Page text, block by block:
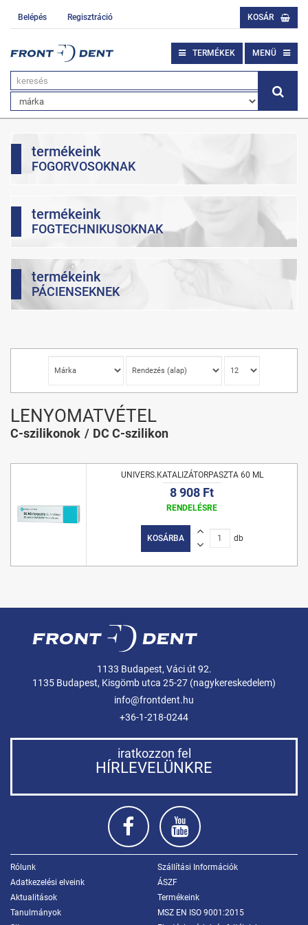
Belépés Regisztráció KOSÁR
TERMÉKEK MENÜ
termékeink
FOGORVOSOKNAK
termékeink
FOGTECHNIKUSOKNAK
termékeink
PÁCIENSEKNEK
LENYOMATVÉTEL
C-szilikonok DC C-szilikon
UNIVERS.KATALIZÁTORPASZTA 60 ML
8 908 Ft
RENDELÉSRE
KOSÁRBA db
1133 Budapest, Váci út 92.
1135 Budapest, Kisgömb utca 25-27 (nagykereskedelem)
info@frontdent.hu
+36-1-218-0244
iratkozzon fel
HÍRLEVELÜNKRE
Rólunk
Szállítási Információk
Adatkezelési elveink
ÁSZF
Aktualitások
Termékeink
Tanulmányok
MSZ EN ISO 9001:2015